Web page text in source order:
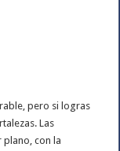
pero si logras
Las
plano, con la